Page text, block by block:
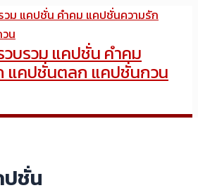
บรวม แคปชั่น คำคม
แคปชั่นตลก แคปชั่นกวน
ปชั่น